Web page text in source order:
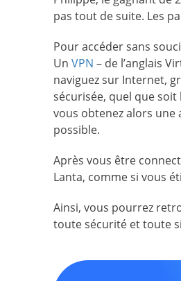
pas tout de suite. Les
Pour accéder sans
Un VPN – de l’anglais
naviguez sur Internet,
sécurisée, quel que soit
vous obtenez alors une
possible.
Après vous être
Lanta, comme si vous
Ainsi, vous pourrez
toute sécurité et toute